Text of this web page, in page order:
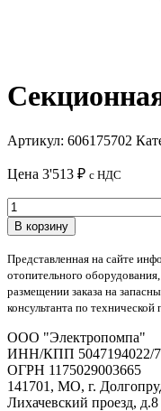
Артикул: 606175702
Цена 3'513 ₽ с НДС
Количество
товара
Секционная
горелка
12SP
В корзину
Представленная на сайте
отопительного
размещении заказа на
консультанта по технической
OOO "Электропомпа"
ИНН/КПП 5047194022/
ОГРН 1175029003665
141701, МО, г.
Лихачевский проезд, д.8